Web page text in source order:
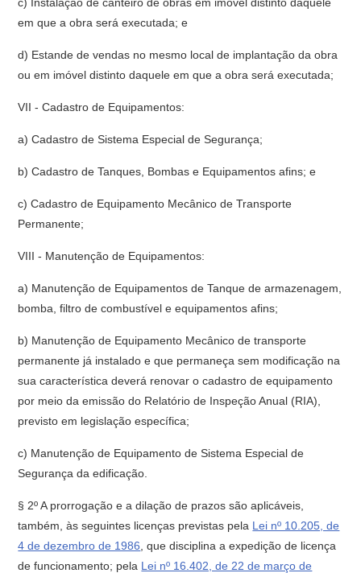
em que a obra será executada; e
d) Estande de vendas no mesmo local de implantação da obra
ou em imóvel distinto daquele em que a obra será executada;
VII - Cadastro de Equipamentos:
a) Cadastro de Sistema Especial de Segurança;
b) Cadastro de Tanques, Bombas e Equipamentos afins; e
c) Cadastro de Equipamento Mecânico de Transporte
Permanente;
VIII - Manutenção de Equipamentos:
a) Manutenção de Equipamentos de Tanque de armazenagem,
bomba, filtro de combustível e equipamentos afins;
b) Manutenção de Equipamento Mecânico de transporte
permanente já instalado e que permaneça sem modificação na
sua característica deverá renovar o cadastro de equipamento
por meio da emissão do Relatório de Inspeção Anual (RIA),
previsto em legislação específica;
c) Manutenção de Equipamento de Sistema Especial de
Segurança da edificação.
§ 2º A prorrogação e a dilação de prazos são aplicáveis,
também, às seguintes licenças previstas pela Lei nº 10.205, de
4 de dezembro de 1986 , que disciplina a expedição de licença
de funcionamento; pela Lei nº 16.402, de 22 de março de